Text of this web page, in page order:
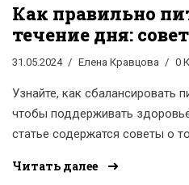
Как правильно
течение дня:
здорового образа
31.05.2024 Елена Кравцова 0
Узнайте, как сбалансировать
чтобы поддерживать
статье содержатся советы о
привычках. Это поможет вам
Читать далее